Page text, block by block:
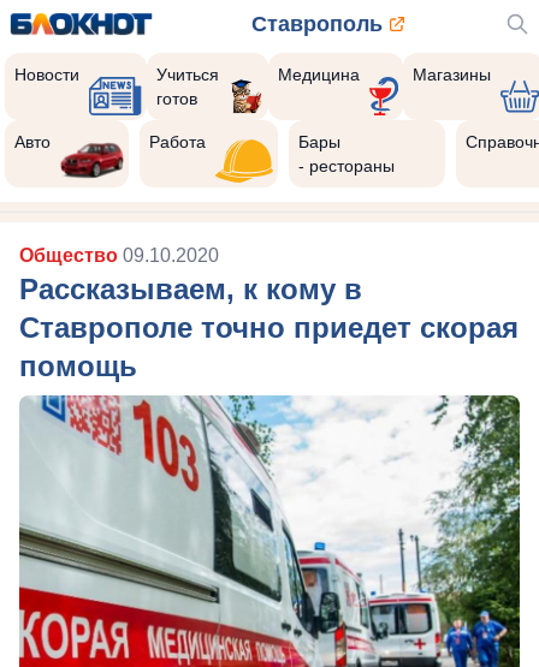
Ставрополь
Новости
Учиться
готов
Медицина Магазины
Авто Работа
Бары
- рестораны
Общество 09.10.2020
Рассказываем, к кому в
Ставрополе точно приедет скорая
помощь